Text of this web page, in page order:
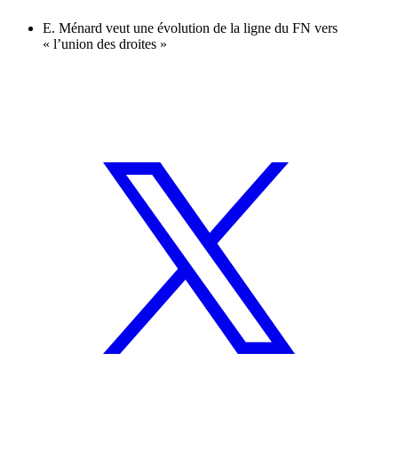
E. Ménard veut une évolution de la ligne du FN vers
« l’union des droites »